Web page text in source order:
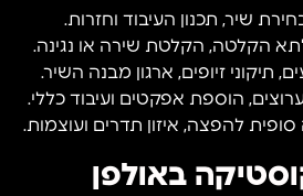
שיר, תכנון העיבוד וחזרות.
הקלטה, הקלטת שירה או נגינה.
תיקוני זיופים, ארגון מבנה השיר.
הערוצים, הוספת אפקטים ועיבוד כללי.
סופית להפצה, איזון תדרים ועוצמות.
באולפן